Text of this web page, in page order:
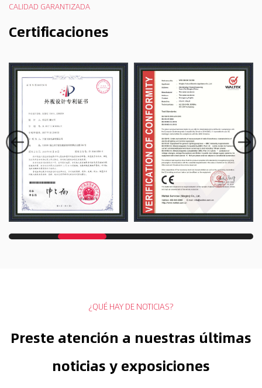
CALIDAD GARANTIZADA
Certificaciones
¿QUÉ HAY DE NOTICIAS?
Preste atención a nuestras últimas
noticias y exposiciones